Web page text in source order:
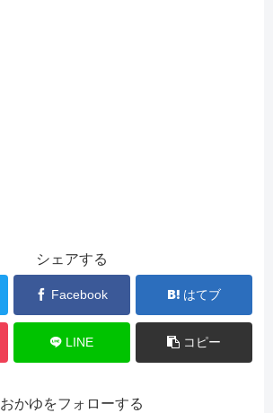
シェアする
Facebook はてブ
LINE コピー
おかゆをフォローする